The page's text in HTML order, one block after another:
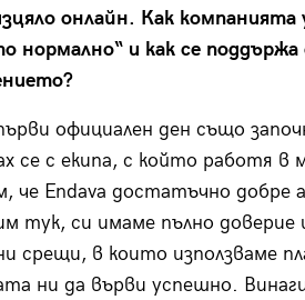
онлайн. Как компанията
нормално“ и как се
официален ден също
се с екипа, с който работя
че Endava достатъчно добре
тук, си имаме пълно доверие
срещи, в които използваме
ни да върви успешно.